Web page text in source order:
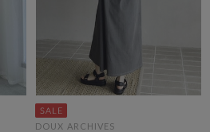
DOUX ARCHIVES